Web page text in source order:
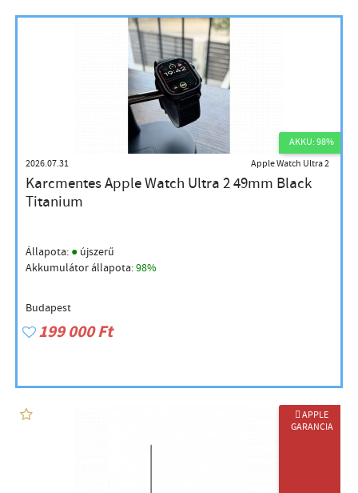
AKKU: 98%
2026.07.31
Apple Watch Ultra 2
Karcmentes Apple Watch Ultra 2 49mm Black
Titanium
Állapota: ● újszerű
Akkumulátor állapota:98%
Budapest
199 000 Ft
 APPLE
GARANCIA